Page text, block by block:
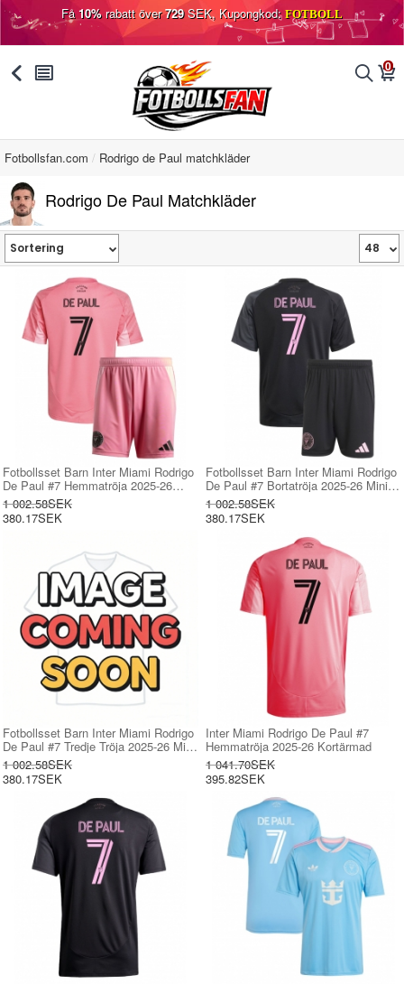
Få10%rabatt över729SEK, Kupongkod: FOTBOLL
󰅯 󰂩 󰂨 0
󰃦
Fotbollsfan.com Rodrigo de Paul matchkläder
Rodrigo De Paul Matchkläder
Fotbollsset Barn Inter Miami Rodrigo
De Paul #7 Hemmatröja 2025-26
Mini-Kit Kortärmad (+ korta byxor)
1 002.58SEK
380.17SEK
Fotbollsset Barn Inter Miami Rodrigo
De Paul #7 Bortatröja 2025-26 Mini-
Kit Kortärmad (+ korta byxor)
1 002.58SEK
380.17SEK
Fotbollsset Barn Inter Miami Rodrigo
De Paul #7 Tredje Tröja 2025-26 Mini-
Kit Kortärmad (+ korta byxor)
1 002.58SEK
380.17SEK
Inter Miami Rodrigo De Paul #7
Hemmatröja 2025-26 Kortärmad
1 041.70SEK
395.82SEK